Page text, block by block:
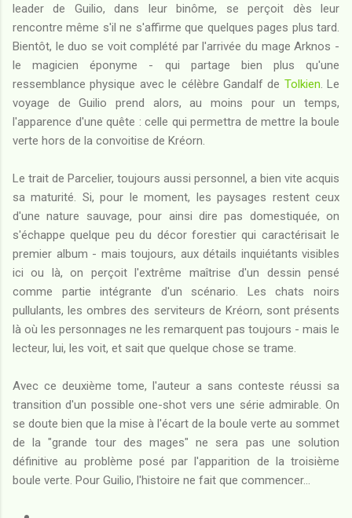
leader de Guilio, dans leur binôme, se perçoit dès leur
rencontre même s'il ne s'affirme que quelques pages plus tard.
Bientôt, le duo se voit complété par l'arrivée du mage Arknos -
le magicien éponyme - qui partage bien plus qu'une
ressemblance physique avec le célèbre Gandalf de Tolkien . Le
voyage de Guilio prend alors, au moins pour un temps,
l'apparence d'une quête : celle qui permettra de mettre la boule
verte hors de la convoitise de Kréorn.
Le trait de Parcelier, toujours aussi personnel, a bien vite acquis
sa maturité. Si, pour le moment, les paysages restent ceux
d'une nature sauvage, pour ainsi dire pas domestiquée, on
s'échappe quelque peu du décor forestier qui caractérisait le
premier album - mais toujours, aux détails inquiétants visibles
ici ou là, on perçoit l'extrême maîtrise d'un dessin pensé
comme partie intégrante d'un scénario. Les chats noirs
pullulants, les ombres des serviteurs de Kréorn, sont présents
là où les personnages ne les remarquent pas toujours - mais le
lecteur, lui, les voit, et sait que quelque chose se trame.
Avec ce deuxième tome, l'auteur a sans conteste réussi sa
transition d'un possible one-shot vers une série admirable. On
se doute bien que la mise à l'écart de la boule verte au sommet
de la "grande tour des mages" ne sera pas une solution
définitive au problème posé par l'apparition de la troisième
boule verte. Pour Guilio, l'histoire ne fait que commencer...